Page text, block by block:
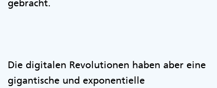
gebracht.
Die digitalen Revolutionen haben aber eine
gigantische und exponentielle